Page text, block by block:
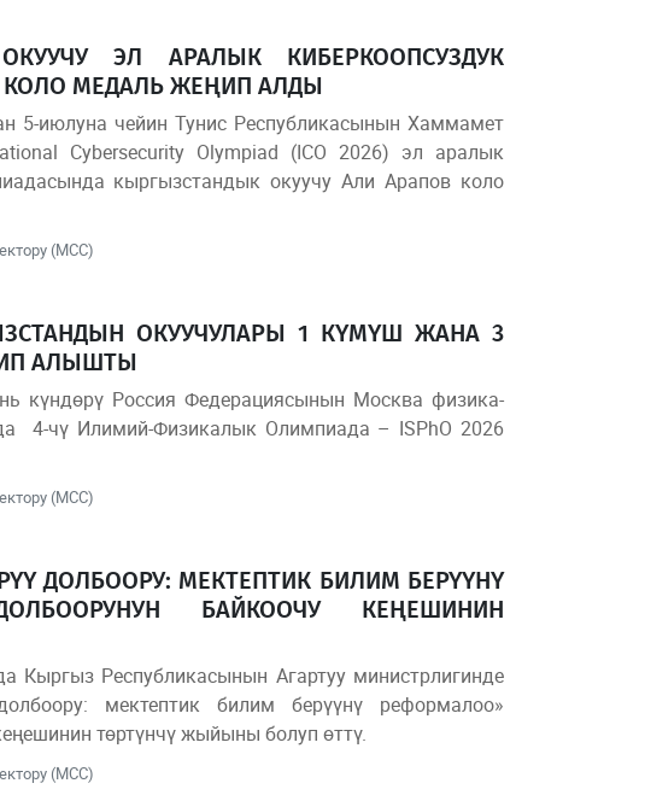
ЭЛ АРАЛЫК КИБЕРКООПСУЗДУК
МЕДАЛЬ ЖЕҢИП АЛДЫ
5-июлуна чейин Тунис Республикасынын Хаммамет
Cybersecurity Olympiad (ICO 2026) эл аралык
кыргызстандык окуучу Али Арапов коло
(МСС)
ОКУУЧУЛАРЫ 1 КҮМҮШ ЖАНА 3
АЛЫШТЫ
күндөрү Россия Федерациясынын Москва физика-
4-чү Илимий-Физикалык Олимпиада – ISPhO 2026
(МСС)
ДОЛБООРУ: МЕКТЕПТИК БИЛИМ БЕРҮҮНҮ
БАЙКООЧУ КЕҢЕШИНИН
Кыргыз Республикасынын Агартуу министрлигинде
мектептик билим берүүнү реформалоо»
төртүнчү жыйыны болуп өттү.
(МСС)